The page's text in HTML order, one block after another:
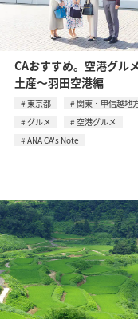
CAおすすめ。空港グル
土産〜羽田空港編
東京都
関東・甲信越地
グルメ
空港グルメ
ANA CA's Note